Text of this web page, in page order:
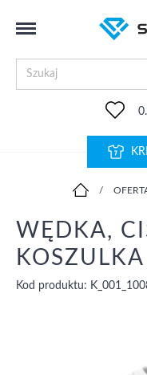
/
WĘDKA,
Kod produktu: